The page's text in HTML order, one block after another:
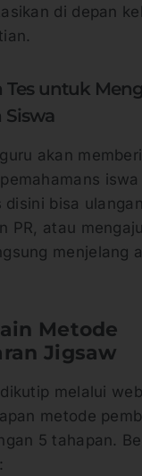
di depan
Tes untuk
akan
disini bisa
PR, atau
menjelang
Metode
Jigsaw
melalui
metode
5 tahapan.